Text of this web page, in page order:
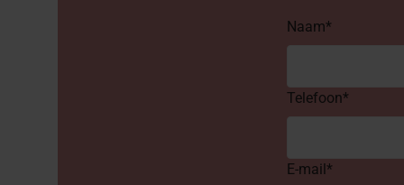
Naam*
Telefoon*
E-mail*